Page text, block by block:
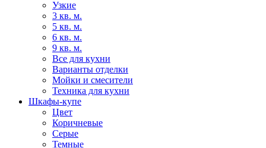
Узкие
3 кв. м.
5 кв. м.
6 кв. м.
9 кв. м.
Все для кухни
Варианты отделки
Мойки и смесители
Техника для кухни
Шкафы-купе
Цвет
Коричневые
Серые
Темные